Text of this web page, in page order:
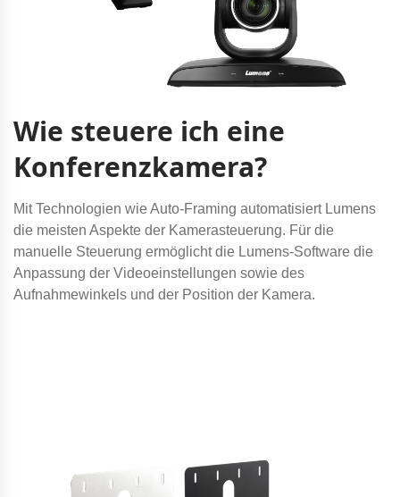
Wie steuere ich eine
Konferenzkamera?
Mit Technologien wie Auto-Framing automatisiert Lumens
die meisten Aspekte der Kamerasteuerung. Für die
manuelle Steuerung ermöglicht die Lumens-Software die
Anpassung der Videoeinstellungen sowie des
Aufnahmewinkels und der Position der Kamera.